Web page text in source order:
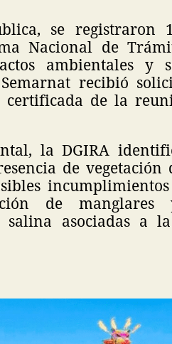
se registraron
Nacional de
ambientales y
recibió
de la
la DGIRA
de vegetación
de
salina asociadas a